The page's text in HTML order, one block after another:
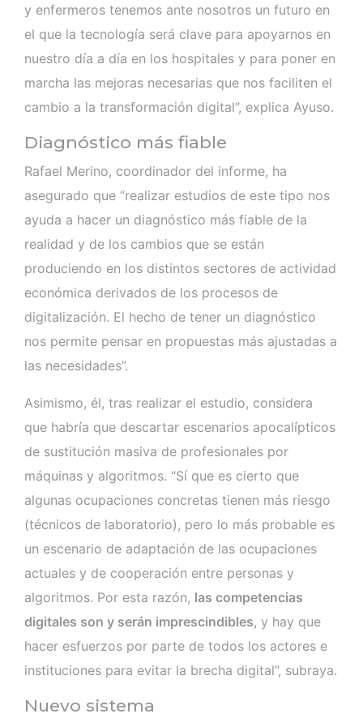
y enfermeros tenemos ante nosotros un futuro en
el que la tecnología será clave para apoyarnos en
nuestro día a día en los hospitales y para poner en
marcha las mejoras necesarias que nos faciliten el
cambio a la transformación digital”, explica Ayuso.
Diagnóstico más fiable
Rafael Merino, coordinador del informe, ha
asegurado que “realizar estudios de este tipo nos
ayuda a hacer un diagnóstico más fiable de la
realidad y de los cambios que se están
produciendo en los distintos sectores de actividad
económica derivados de los procesos de
digitalización. El hecho de tener un diagnóstico
nos permite pensar en propuestas más ajustadas a
las necesidades”.
Asimismo, él, tras realizar el estudio, considera
que habría que descartar escenarios apocalípticos
de sustitución masiva de profesionales por
máquinas y algoritmos. “Sí que es cierto que
algunas ocupaciones concretas tienen más riesgo
(técnicos de laboratorio), pero lo más probable es
un escenario de adaptación de las ocupaciones
actuales y de cooperación entre personas y
algoritmos. Por esta razón, las competencias
digitales son y serán imprescindibles, y hay que
hacer esfuerzos por parte de todos los actores e
instituciones para evitar la brecha digital”, subraya.
Nuevo sistema